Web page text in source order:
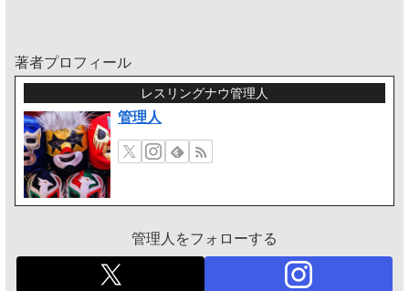
著者プロフィール
レスリングナウ管理人
管理人
管理人をフォローする